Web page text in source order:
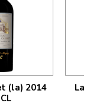
(la) 2014
La